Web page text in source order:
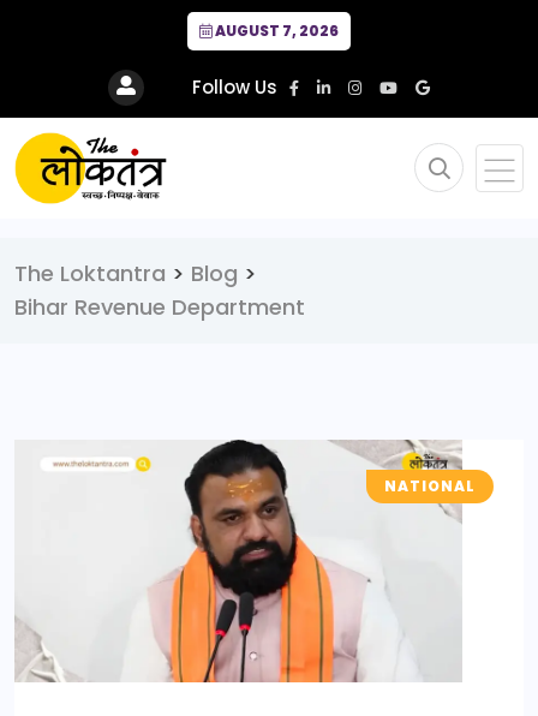
AUGUST 7, 2026
Follow Us
The Loktantra > Blog >
Bihar Revenue Department
NATIONAL